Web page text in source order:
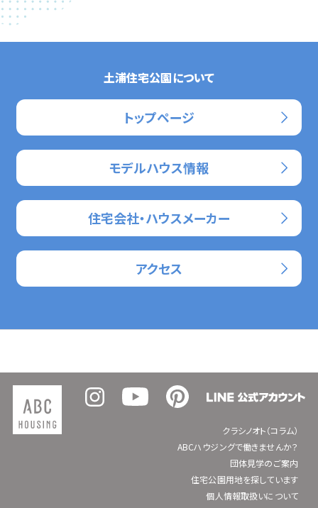
土浦住宅公園について
トップページ
モデルハウス情報
住宅会社・ハウスメーカー
アクセス
クラシノオト（コラム）
ABCハウジングで働きませんか？
団体見学のご案内
住宅公園用地を探しています
個人情報取扱いについて